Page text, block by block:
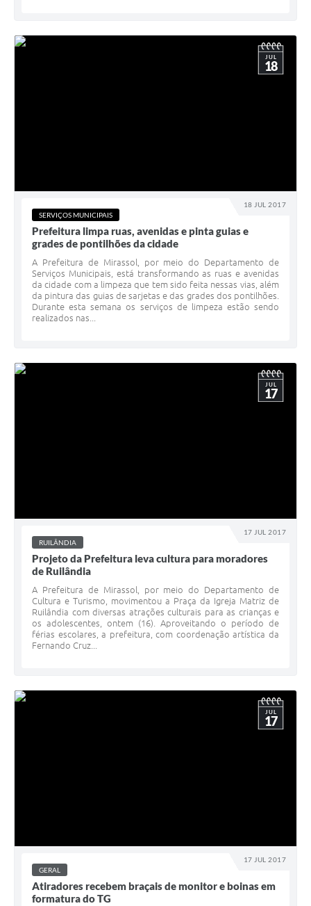
18 JUL 2017
JUL
18
SERVIÇOS MUNICIPAIS
Prefeitura limpa ruas, avenidas e pinta guias e
grades de pontilhões da cidade
A Prefeitura de Mirassol, por meio do Departamento de
Serviços Municipais, está transformando as ruas e avenidas
da cidade com a limpeza que tem sido feita nessas vias, além
da pintura das guias de sarjetas e das grades dos pontilhões.
Durante esta semana os serviços de limpeza estão sendo
realizados nas...
17 JUL 2017
JUL
17
RUILÂNDIA
Projeto da Prefeitura leva cultura para moradores
de Ruilândia
A Prefeitura de Mirassol, por meio do Departamento de
Cultura e Turismo, movimentou a Praça da Igreja Matriz de
Ruilândia com diversas atrações culturais para as crianças e
os adolescentes, ontem (16). Aproveitando o período de
férias escolares, a prefeitura, com coordenação artística da
Fernando Cruz...
17 JUL 2017
JUL
17
GERAL
Atiradores recebem braçais de monitor e boinas em
formatura do TG